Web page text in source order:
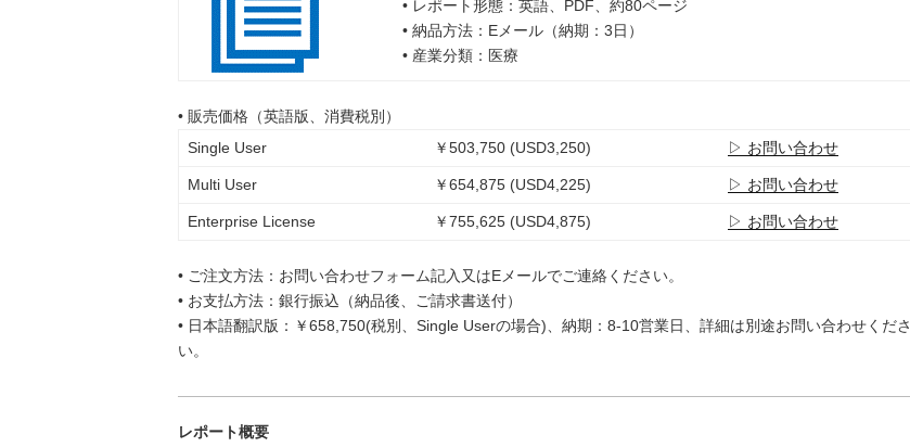
• レポート形態：英語、PDF、約80ページ
• 納品方法：Eメール（納期：3日）
• 産業分類：医療
• 販売価格（英語版、消費税別）
Single User
￥503,750 (USD3,250) ▷ お問い合わせ
Multi User ￥654,875 (USD4,225) ▷ お問い合わせ
Enterprise License ￥755,625 (USD4,875) ▷ お問い合わせ
• ご注文方法：お問い合わせフォーム記入又はEメールでご連絡ください。
• お支払方法：銀行振込（納品後、ご請求書送付）
• 日本語翻訳版：￥658,750(税別、Single Userの場合)、納期：8-10営業日、詳細は別途お問い合わせくださ
い。
レポート概要